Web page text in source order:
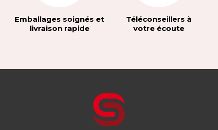
Emballages soignés et
livraison rapide
Téléconseillers à
votre écoute